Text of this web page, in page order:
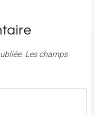
Les champs